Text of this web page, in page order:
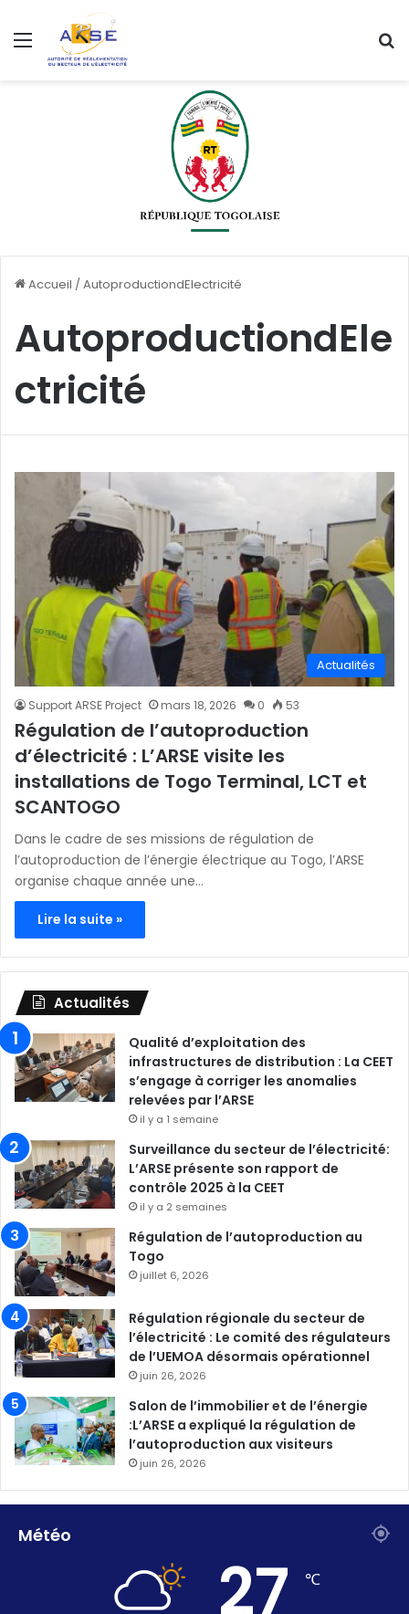
Menu
Accueil /AutoproductiondElectricité
AutoproductiondEle
ctricité
Actualités
Support ARSE Project mars 18, 2026 0 53
Régulation de l’autoproduction
d’électricité : L’ARSE visite les
installations de Togo Terminal, LCT et
SCANTOGO
Dans le cadre de ses missions de régulation de
l’autoproduction de l’énergie électrique au Togo, l’ARSE
organise chaque année une…
Lire la suite »
Actualités
Qualité d’exploitation des
infrastructures de distribution : La CEET
s’engage à corriger les anomalies
relevées par l’ARSE
il y a 1 semaine
Surveillance du secteur de l’électricité:
L’ARSE présente son rapport de
contrôle 2025 à la CEET
il y a 2 semaines
Régulation de l’autoproduction au
Togo
juillet 6, 2026
Régulation régionale du secteur de
l’électricité : Le comité des régulateurs
de l’UEMOA désormais opérationnel
juin 26, 2026
Salon de l’immobilier et de l’énergie
:L’ARSE a expliqué la régulation de
l’autoproduction aux visiteurs
juin 26, 2026
Météo
27 ℃